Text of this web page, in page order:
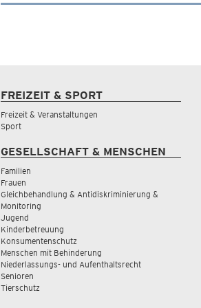
FREIZEIT & SPORT
Freizeit & Veranstaltungen
Sport
GESELLSCHAFT & MENSCHEN
Familien
Frauen
Gleichbehandlung & Antidiskriminierung &
Monitoring
Jugend
Kinderbetreuung
Konsumentenschutz
Menschen mit Behinderung
Niederlassungs- und Aufenthaltsrecht
Senioren
Tierschutz